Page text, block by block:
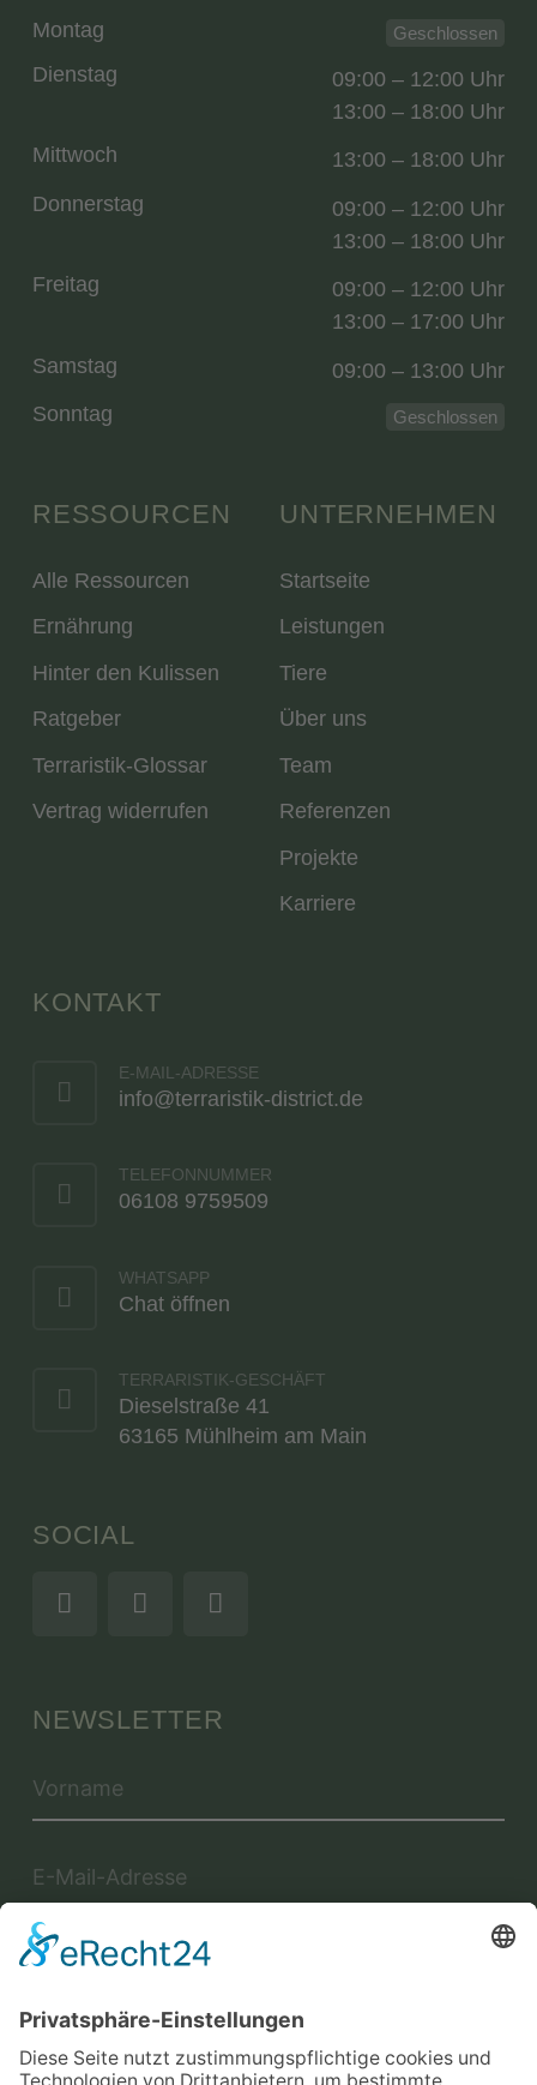
RESSOURCEN
Alle Ressourcen
Ernährung
Hinter den Kulissen
Ratgeber
Terraristik-Glossar
Vertrag widerrufen
UNTERNEHMEN
Startseite
Leistungen
Tiere
Über uns
Team
Referenzen
Projekte
Karriere
KONTAKT
E-MAIL-ADRESSE
info@terraristik-district.de
TELEFONNUMMER
06108 9759509
WHATSAPP
Chat öffnen
TERRARISTIK-GESCHÄFT
Dieselstraße 41
63165 Mühlheim am Main
SOCIAL
Montag Geschlossen
Dienstag
09:00 – 12:00 Uhr
13:00 – 18:00 Uhr
Mittwoch
13:00 – 18:00 Uhr
Donnerstag
09:00 – 12:00 Uhr
13:00 – 18:00 Uhr
Freitag
09:00 – 12:00 Uhr
13:00 – 17:00 Uhr
Samstag
09:00 – 13:00 Uhr
Sonntag
Geschlossen
NEWSLETTER
Jetzt anmelden
Mit der Eintragung in dem Newsletter erkläre ich mich mit der
Datenschutzerklärungvon Terraristik District einverstanden.